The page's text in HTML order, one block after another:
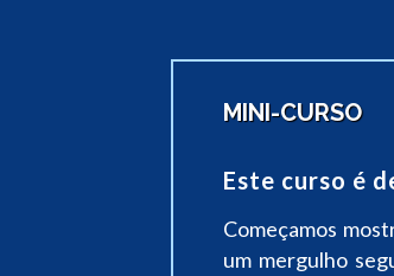
MINI-CURSO
Este curso é
Começamos
um mergulho